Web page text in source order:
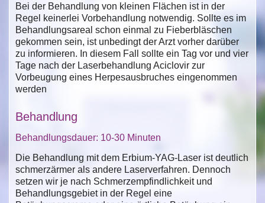
Bei der Behandlung von kleinen Flächen ist in der
Regel keinerlei Vorbehandlung notwendig. Sollte es im
Behandlungsareal schon einmal zu Fieberbläschen
gekommen sein, ist unbedingt der Arzt vorher darüber
zu informieren. In diesem Fall sollte ein Tag vor und vier
Tage nach der Laserbehandlung Aciclovir zur
Vorbeugung eines Herpesausbruches eingenommen
werden
Behandlung
Behandlungsdauer: 10-30 Minuten
Die Behandlung mit dem Erbium-YAG-Laser ist deutlich
schmerzärmer als andere Laserverfahren. Dennoch
setzen wir je nach Schmerzempfindlichkeit und
Behandlungsgebiet in der Regel eine